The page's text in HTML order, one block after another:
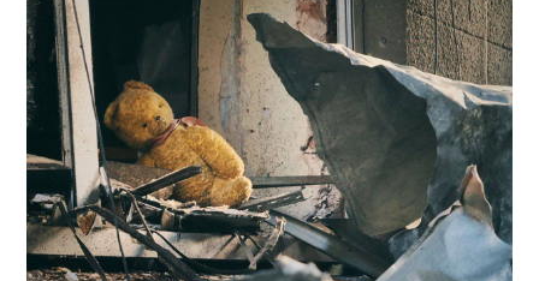
English
SUSȚINE
Cautare...